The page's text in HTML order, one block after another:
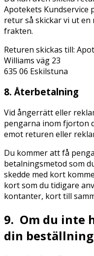
Apotekets Kundservice
retur så skickar vi ut
frakten.
Returen skickas till:
Williams väg 23
635 06 Eskilstuna
8. Återbetalning
Vid ångerrätt eller
pengarna inom fjorton
emot returen eller
Du kommer att få
betalningsmetod som
skedde med kort
kort som du tidigare
kontanter, kort till
9. Om du inte
din beställning